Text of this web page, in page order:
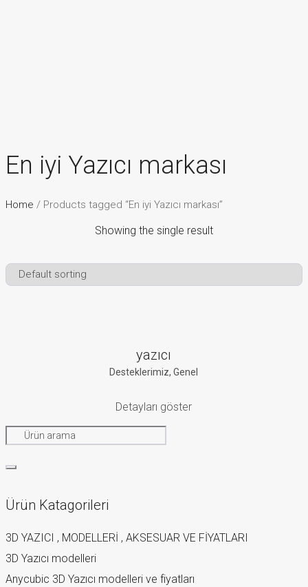
En iyi Yazıcı markası
Home / Products tagged “En iyi Yazıcı markası”
Showing the single result
yazıcı
Desteklerimiz,Genel
Detayları göster
Ürün Katagorileri
3D YAZICI , MODELLERİ , AKSESUAR VE FİYATLARI
3D Yazıcı modelleri
Anycubic 3D Yazıcı modelleri ve fiyatları